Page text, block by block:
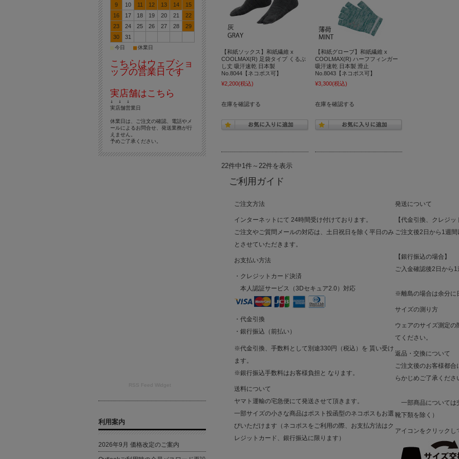
【和紙ソックス】和紙繊維 x
COOLMAX(R) 足袋タイプ くるぶ
し丈 吸汗速乾 日本製
No.8044【ネコポス可】
¥2,200(税込)
在庫を確認する
【和紙グローブ】和紙繊維 x
COOLMAX(R) ハーフフィンガー
吸汗速乾 日本製 滑止
No.8043【ネコポス可】
¥3,300(税込)
在庫を確認する
22件中1件～22件を表示
ご利用ガイド
ご注文方法
インターネットにて 24時間受け付けております。
ご注文やご質問メールの対応は、土日祝日を除く平日のみ
とさせていただきます。
お支払い方法
・クレジットカード決済
本人認証サービス（3Dセキュア2.0）対応
・代金引換
・銀行振込（前払い）
※代金引換、手数料として別途330円（税込）を 貰い受け
ます。
※銀行振込手数料はお客様負担と なります。
送料について
ヤマト運輸の宅急便にて発送させて頂きます。
一部サイズの小さな商品はポスト投函型のネコポスもお選
びいただけます（ネコポスをご利用の際、お支払方法はク
レジットカード、銀行振込に限ります）
発送について
【代金引換、クレジッ
ご注文後2日から1週間
【銀行振込の場合】
ご入金確認後2日から1
※離島の場合は余分に
サイズの測り方
ウェアのサイズ測定の
てください。
返品・交換について
ご注文後のお客様都
らかじめご了承くださ
一部商品については
靴下類を除く）
アイコンをクリックし
9
10 11 12 13 14
15
16
17 18 19 20 21
22
23
24 25 26 27 28
29
30
31
■今日 ■休業日
こちらはウェブショ
ップの営業日です
実店舗はこちら
↓ ↓ ↓
実店舗営業日
休業日は、ご注文の確認、電話やメ
ールによるお問合せ、発送業務が行
えません。
予めご了承ください。
RSS Feed Widget
利用案内
2026年9月 価格改定のご案内